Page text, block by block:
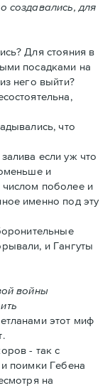
создавались, для
Для стояния в
посадками на
него выйти?
что
если уж что
и
поболее и
именно под эту
и Гангуты
войны
этот миф
- так с
поимки Гебена
на